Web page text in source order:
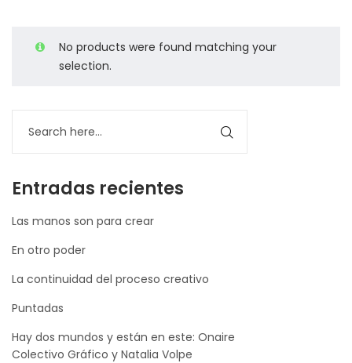
No products were found matching your
selection.
Entradas recientes
Las manos son para crear
En otro poder
La continuidad del proceso creativo
Puntadas
Hay dos mundos y están en este: Onaire
Colectivo Gráfico y Natalia Volpe